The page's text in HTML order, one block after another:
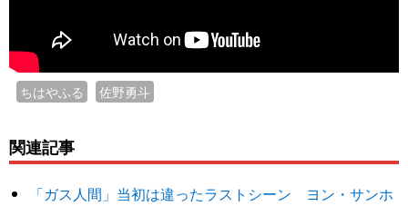
ちはやふる 佐野勇斗
関連記事
「ガス人間」当初は違ったラストシーン ヨン・サンホ